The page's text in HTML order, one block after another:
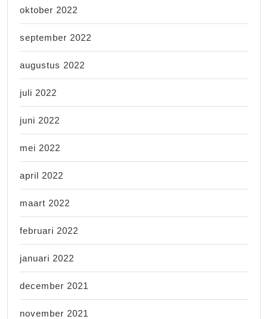
oktober 2022
september 2022
augustus 2022
juli 2022
juni 2022
mei 2022
april 2022
maart 2022
februari 2022
januari 2022
december 2021
november 2021